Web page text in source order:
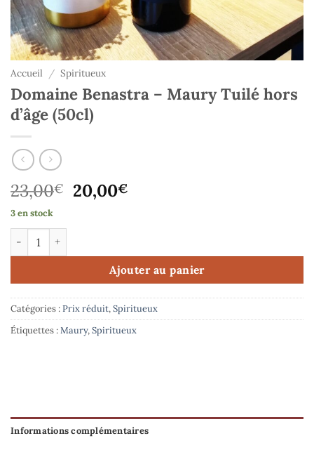
Accueil / Spiritueux
Domaine Benastra – Maury Tuilé hors
d’âge (50cl)
23,00€ Le
prix
23,00€.
20,00€
20,00€.
3 en stock
Ajouter au panier
Catégories :Prix réduit,Spiritueux
Étiquettes :Maury,Spiritueux
Informations complémentaires